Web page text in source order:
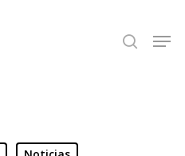
search
Close